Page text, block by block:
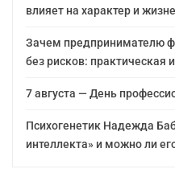
влияет на характер и
Зачем предпринимателю
без рисков: практическая
7 августа — День
Психогенетик Надежда
интеллекта» и можно ли